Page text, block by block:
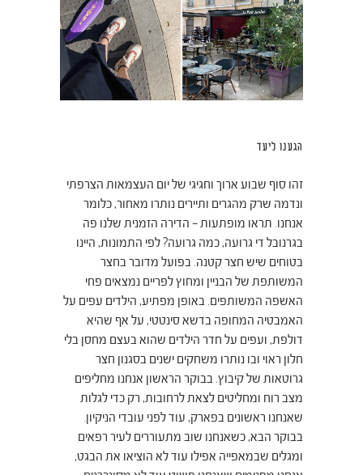
הגענו ליעד
זהו סוף שבוע ארוך וחגיגי של יום העצמאות הצרפתי
ונדמה שרק מהגרים ותיירים נותרו מאחור, כלומר
אנחנו. תראו מופתעות – הדירה הזמנית שלנו פה
בגרנובל די גרועה, כמה גרועה? לפי התמונות, היינו
בטוחים שיש חצר קטנה. בפועל מדובר בחצר
המשותפת של הבניין ומחוץ לפריים נמצאים פחי
האשפה המשותפים. באופן מפתיע, הילדים עפים על
האמבטיה המחופה בדשא סינטטי, על אף שהיא
דולפת, ועפים על חדר הילדים שהוא בעצם מחסן בלי
חלון ראוי ובו נותרו משחקים ישנים בסגנון חצר
גרוטאות של קיבוץ. בבוקר הראשון אנחנו מחליפים
מצב רוח ומחליטים לצאת לרחובות, רק כדי לגלות
שאנחנו ראשונים בפארק, עוד לפני עובדי הניקיון.
בבוקר הבא, כשאנחנו שוב מתעוררים לעיר רפאים
ומגלים שבמאפייה אפילו עוד לא הוציאו את הבגט,